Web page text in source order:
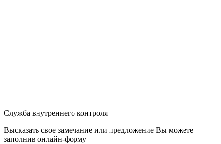
Служба внутреннего контроля
Высказать свое замечание или предложение Вы можете
заполнив онлайн-форму